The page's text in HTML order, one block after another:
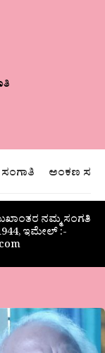
ಅಂಕಣ
ನಮ್ಮ ಸಂಗತಿ
ಇಮೇಲ್ :-